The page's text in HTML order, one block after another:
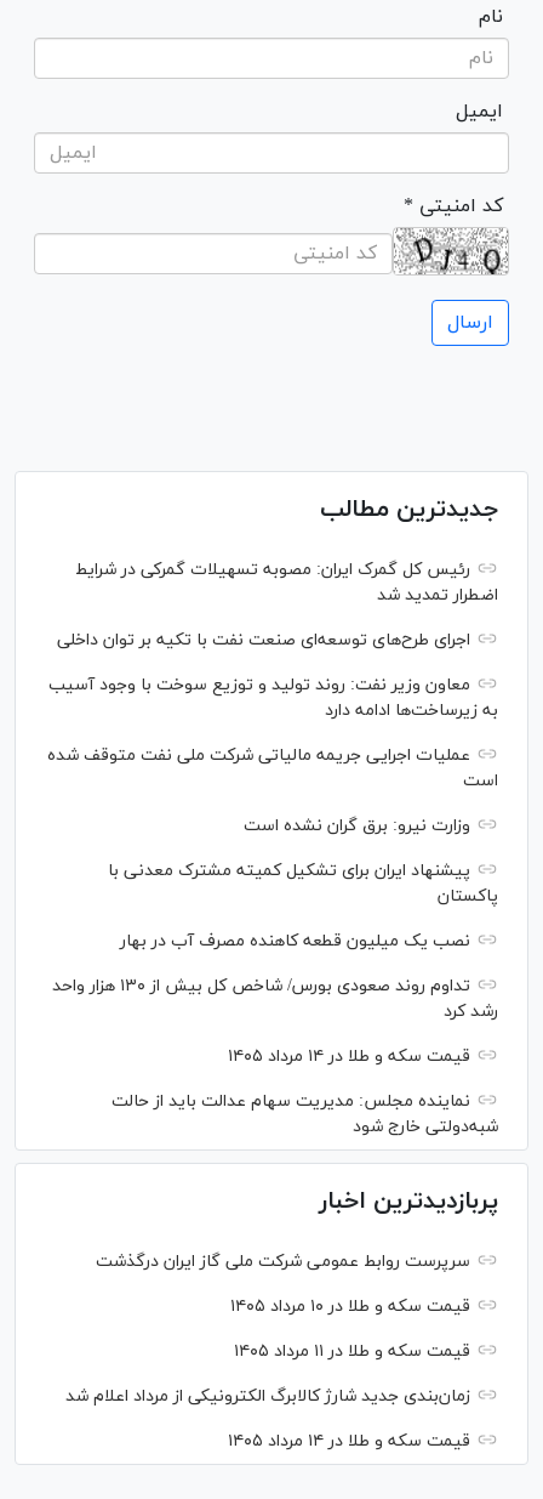
نام
ایمیل
* کد امنیتی
جدیدترین مطالب
رئیس کل گمرک ایران: مصوبه تسهیلات گمرکی در شرایط
اضطرار تمدید شد
اجرای طرح‌های توسعه‌ای صنعت نفت با تکیه بر توان داخلی
معاون وزیر نفت: روند تولید و توزیع سوخت با وجود آسیب
به زیرساخت‌ها ادامه دارد
عملیات اجرایی جریمه مالیاتی شرکت ملی نفت متوقف شده
است
وزارت نیرو: برق گران نشده است
پیشنهاد ایران برای تشکیل کمیته مشترک معدنی با
پاکستان
نصب یک میلیون قطعه کاهنده مصرف آب در بهار
تداوم روند صعودی بورس/ شاخص کل بیش از ۱۳۰ هزار واحد
رشد کرد
قیمت سکه و طلا در ۱۴ مرداد ۱۴۰۵
نماینده مجلس: مدیریت سهام عدالت باید از حالت
شبه‌دولتی خارج شود
پربازدیدترین اخبار
سرپرست روابط عمومی شرکت ملی گاز ایران درگذشت
قیمت سکه و طلا در ۱۰ مرداد ۱۴۰۵
قیمت سکه و طلا در ۱۱ مرداد ۱۴۰۵
زمان‌بندی جدید شارژ کالابرگ الکترونیکی از مرداد اعلام شد
قیمت سکه و طلا در ۱۴ مرداد ۱۴۰۵